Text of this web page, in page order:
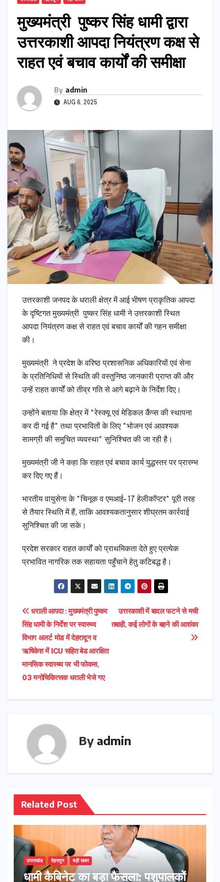
मुख्यमंत्री पुष्कर सिंह धामी द्वारा
उत्तरकाशी आपदा नियंत्रण कक्ष से
राहत एवं बचाव कार्यों की समीक्षा
By admin
AUG 6, 2025
उत्तरकाशी जनपद के धराली क्षेत्र में आई भीषण प्राकृतिक आपदा
के दृष्टिगत मुख्यमंत्री पुष्कर सिंह धामी ने उत्तरकाशी स्थित
आपदा नियंत्रण कक्ष से राहत एवं बचाव कार्यों की गहन समीक्षा
की।
मुख्यमंत्री ने प्रदेश के वरिष्ठ प्रशासनिक अधिकारियों एवं सेना
के प्रतिनिधियों से स्थिति की वस्तुनिष्ठ जानकारी प्राप्त की और
उन्हें राहत कार्यों को तीव्र गति से आगे बढ़ाने के निर्देश दिए।
उन्होंने बताया कि क्षेत्र में *रेस्क्यू एवं मेडिकल कैंप्स की स्थापना
कर दी गई है* तथा प्रभावितों के लिए *भोजन एवं आवश्यक
सामग्री की समुचित व्यवस्था* सुनिश्चित की जा रही है।
मुख्यमंत्री जी ने कहा कि राहत एवं बचाव कार्य युद्धस्तर पर प्रारम्भ
कर दिए गए हैं।
भारतीय वायुसेना के *चिनूक व एमआई-17 हेलीकॉप्टर* पूरी तरह
से तैयार स्थिति में हैं, ताकि आवश्यकतानुसार शीघ्रतम कार्रवाई
सुनिश्चित की जा सके।
प्रदेश सरकार राहत कार्यों को प्राथमिकता देते हुए प्रत्येक
प्रभावित नागरिक तक सहायता पहुँचाने हेतु कटिबद्ध है।
Post
navigation
उत्तरकाशी में बादल फटने से मची
तबाही, कई लोगों के बहने की आशंका
धराली आपदा : मुख्यमंत्री पुष्कर
सिंह धामी के निर्देश पर स्वास्थ्य
विभाग अलर्ट मोड में देहरादून व
ऋषिकेश में ICU सहित बेड आरक्षित
मानसिक स्वास्थ्य पर भी फोकस,
03 मनोचिकित्सक धराली भेजे गए
By admin
Related Post
उत्तराखंड देहरादून बड़ी खबर
​धामी कैबिनेट का बड़ा फैसला: पशुपालकों